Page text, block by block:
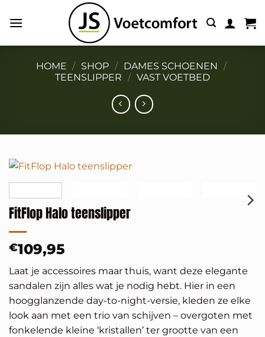
naar
HOME / SHOP / DAMES SCHOENEN /
TEENSLIPPER / VAST VOETBED
FitFlop Halo teenslipper
€109,95
Laat je accessoires maar thuis, want deze elegante
sandalen zijn alles wat je nodig hebt. Hier in een
hoogglanzende day-to-night-versie, kleden ze elke
look aan met een trio van schijven – overgoten met
fonkelende kleine ‘kristallen’ ter grootte van een